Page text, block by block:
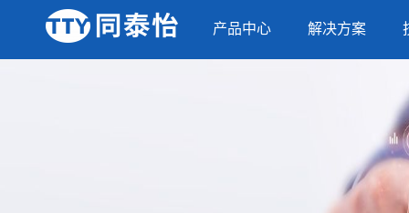
产品中心 解决方案